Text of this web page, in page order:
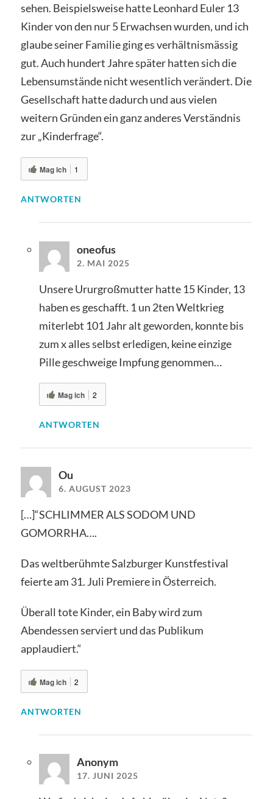
sehen. Beispielsweise hatte Leonhard Euler 13
Kinder von den nur 5 Erwachsen wurden, und ich
glaube seiner Familie ging es verhältnismässig
gut. Auch hundert Jahre später hatten sich die
Lebensumstände nicht wesentlich verändert. Die
Gesellschaft hatte dadurch und aus vielen
weitern Gründen ein ganz anderes Verständnis
zur „Kinderfrage“.
Mag ich 1
ANTWORTEN
oneofus
2. MAI 2025
Unsere Ururgroßmutter hatte 15 Kinder, 13
haben es geschafft. 1 un 2ten Weltkrieg
miterlebt 101 Jahr alt geworden, konnte bis
zum x alles selbst erledigen, keine einzige
Pille geschweige Impfung genommen…
Mag ich 2
ANTWORTEN
Ou
6. AUGUST 2023
[…]“SCHLIMMER ALS SODOM UND
GOMORRHA….
Das weltberühmte Salzburger Kunstfestival
feierte am 31. Juli Premiere in Österreich.
Überall tote Kinder, ein Baby wird zum
Abendessen serviert und das Publikum
applaudiert.“
Mag ich 2
ANTWORTEN
Anonym
17. JUNI 2025